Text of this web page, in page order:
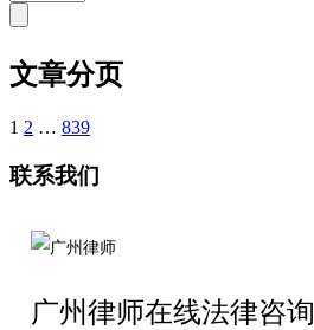
文章分页
1 2 … 839
联系我们
广州律师在线法律咨询